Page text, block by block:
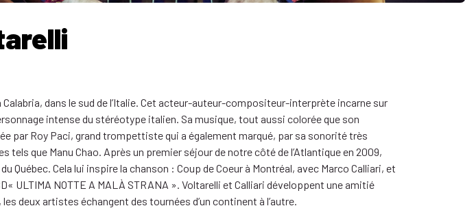
dans le sud de l’Italie. Cet acteur-auteur-compositeur-interprète incarne sur
intense du stéréotype italien. Sa musique, tout aussi colorée que son
par Roy Paci, grand trompettiste qui a également marqué, par sa sonorité très
tels que Manu Chao. Après un premier séjour de notre côté de l’Atlantique en 2009,
Québec. Cela lui inspire la chanson : Coup de Coeur à Montréal, avec Marco Calliari, et
ULTIMA NOTTE A MALÀ STRANA ». Voltarelli et Calliari développent une amitié
deux artistes échangent des tournées d’un continent à l’autre.